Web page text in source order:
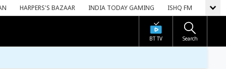
HARPERS'S BAZAAR INDIA TODAY GAMING ISHQ FM
BT TV Search